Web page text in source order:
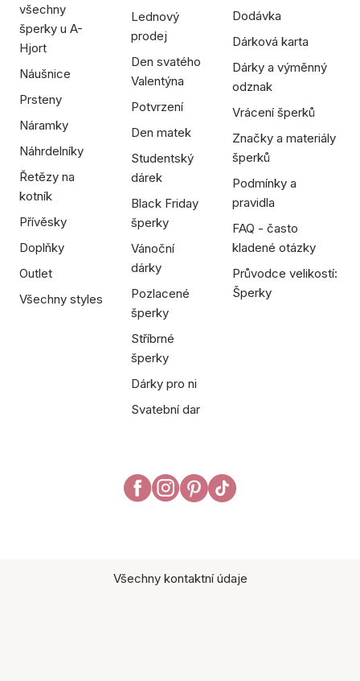
všechny
šperky u A-
Hjort
Náušnice
Prsteny
Náramky
Náhrdelníky
Řetězy na
kotník
Přívěsky
Doplňky
Outlet
Všechny styles
Lednový
prodej
Den svatého
Valentýna
Potvrzení
Den matek
Studentský
dárek
Black Friday
šperky
Vánoční
dárky
Pozlacené
šperky
Stříbrné
šperky
Dárky pro ni
Svatební dar
Dodávka
Dárková karta
Dárky a výměnný
odznak
Vrácení šperků
Značky a materiály
šperků
Podmínky a
pravidla
FAQ - často
kladené otázky
Průvodce velikostí:
Šperky
Všechny kontaktní údaje